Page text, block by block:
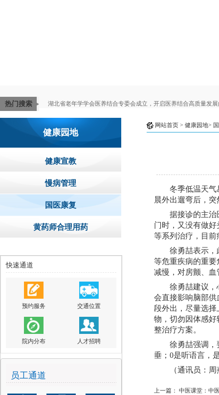
热门搜索 湖北省老年学学会医养结合专委会成立，开启医养结合高质量发
健康园地
健康宣教
慢病管理
国医康复
黄药师合理用药
快速通道
预约服务 交通位置
院内分布 人才招聘
员工通道
网站首页 > 健康园地>
冬季低温天气
晨外出遛弯后，
据接诊的主治
门时，又没有做
等系列治疗，目前
徐勇喆表示，
等危重疾病的重
减慢，对房颤、
徐勇喆建议 ，
会直接影响脑部
段外出 ， 尽量选择
物，切勿因体感
整治疗方案。
徐勇喆强调，
垂； 0是听语言，
（通讯员：
上一篇： 中医课堂：中